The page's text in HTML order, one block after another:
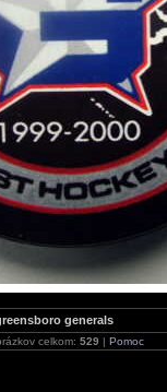
generals
celkom: 529 | Pomoc